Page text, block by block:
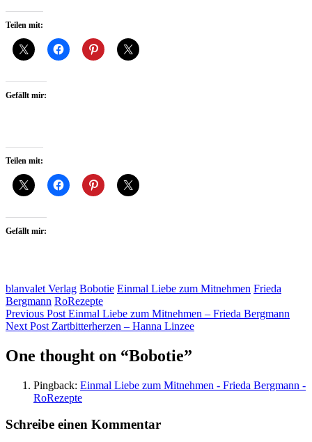
Teilen mit:
Gefällt mir:
Teilen mit:
Gefällt mir:
blanvalet Verlag Bobotie Einmal Liebe zum Mitnehmen Frieda
Bergmann RoRezepte
Beitragsnavigation
Previous Post Einmal Liebe zum Mitnehmen – Frieda Bergmann
Next Post Zartbitterherzen – Hanna Linzee
One thought on “Bobotie”
Pingback: Einmal Liebe zum Mitnehmen - Frieda Bergmann -
RoRezepte
Schreibe einen Kommentar